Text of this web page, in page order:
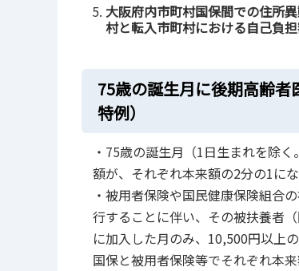
大阪府内市町村国保間での住所
村と転入市町村における自己負
75歳の誕生月に後期高齢
特例）
・75歳の誕生月（1日生まれを除
額が、それぞれ本来額の2分の1にな
・被用者保険や国民健康保険組合
行することに伴い、その被扶養者
に加入した月のみ、10,500円以上
国保と被用者保険等でそれぞれ本来